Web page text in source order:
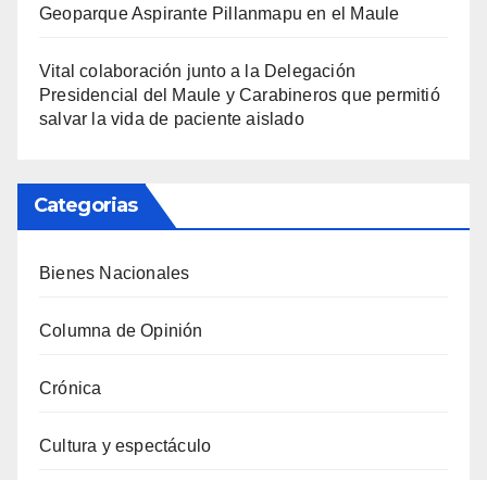
Geoparque Aspirante Pillanmapu en el Maule
Vital colaboración junto a la Delegación
Presidencial del Maule y Carabineros que permitió
salvar la vida de paciente aislado
Categorias
Bienes Nacionales
Columna de Opinión
Crónica
Cultura y espectáculo